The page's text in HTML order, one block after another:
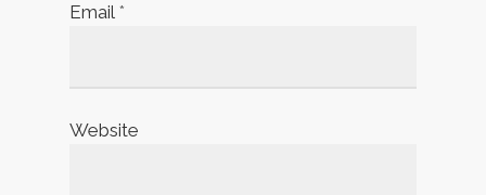
Email *
Website